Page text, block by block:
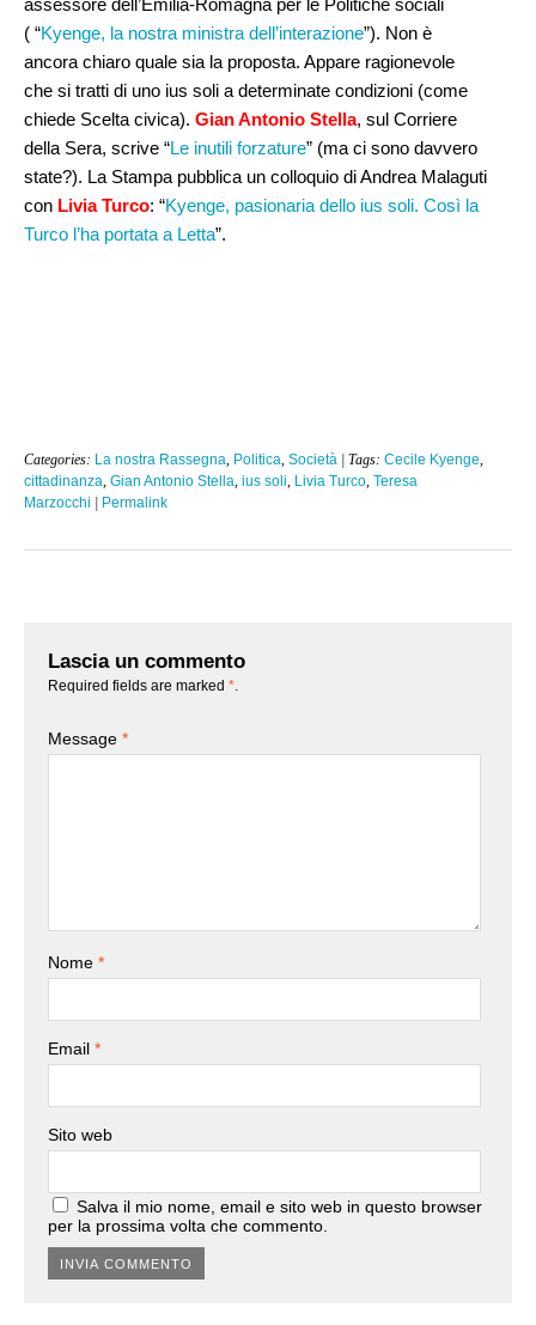
( “Kyenge, la nostra ministra dell’interazione”). Non è
ancora chiaro quale sia la proposta. Appare ragionevole
che si tratti di uno ius soli a determinate condizioni (come
chiede Scelta civica). Gian Antonio Stella, sul Corriere
della Sera, scrive “Le inutili forzature” (ma ci sono davvero
state?). La Stampa pubblica un colloquio di Andrea Malaguti
con Livia Turco: “Kyenge, pasionaria dello ius soli. Così la
Turco l’ha portata a Letta”.
Categories: La nostra Rassegna Politica Società | Tags: Cecile Kyenge
cittadinanza Gian Antonio Stella ius soli Livia Turco Teresa
Marzocchi | Permalink
Lascia un commento
Required fields are marked *
Message *
Nome *
Email *
Sito web
Salva il mio nome, email e sito web in questo browser
per la prossima volta che commento.